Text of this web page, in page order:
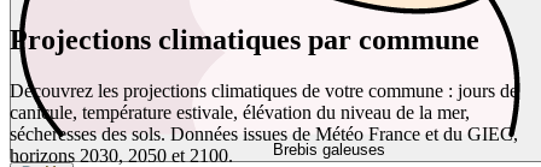
Brebis galeuses
Projections climatiques par commune
Découvrez les projections climatiques de votre commune : jours de
canicule, température estivale, élévation du niveau de la mer,
sécheresses des sols. Données issues de Météo France et du GIEC,
horizons 2030, 2050 et 2100.